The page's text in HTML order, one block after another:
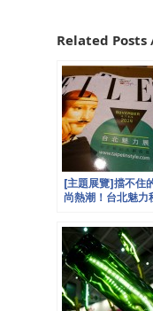
Related Posts
[主題展覽]擋不住
尚熱潮！台北魅力
presents